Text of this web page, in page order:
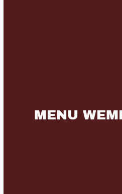
MENU